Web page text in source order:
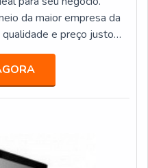
da maior empresa da
e preço justo
SOBRE
LITROSSe alguém
25 litros em uma
o site da Veneza Filtros.